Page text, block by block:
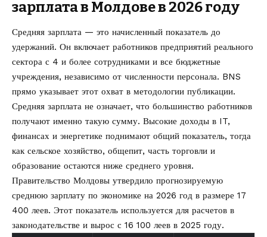
зарплата в Молдове в 2026 году
Средняя зарплата — это начисленный показатель до
удержаний. Он включает работников предприятий реального
сектора с 4 и более сотрудниками и все бюджетные
учреждения, независимо от численности персонала. BNS
прямо указывает этот охват в методологии публикации.
Средняя зарплата не означает, что большинство работников
получают именно такую сумму. Высокие доходы в IT,
финансах и энергетике поднимают общий показатель, тогда
как сельское хозяйство, общепит, часть торговли и
образование остаются ниже среднего уровня.
Правительство Молдовы утвердило прогнозируемую
среднюю зарплату по экономике на 2026 год в размере 17
400 леев. Этот показатель используется для расчетов в
законодательстве и вырос с 16 100 леев в 2025 году.